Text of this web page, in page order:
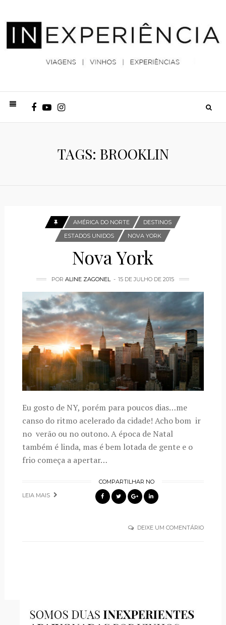
TAGS: BROOKLIN
AMÉRICA DO NORTE
DESTINOS
ESTADOS UNIDOS
NOVA YORK
Nova York
PORALINE ZAGONEL 15 DE JULHO DE 2015
Eu gosto de NY, porém para poucos dias…me
canso do ritmo acelerado da cidade! Acho bom ir
no verão ou no outono. A época de Natal
também é linda, mas é bem lotada de gente e o
frio começa a apertar…
LEIA MAIS
COMPARTILHAR NO
DEIXE UM COMENTÁRIO